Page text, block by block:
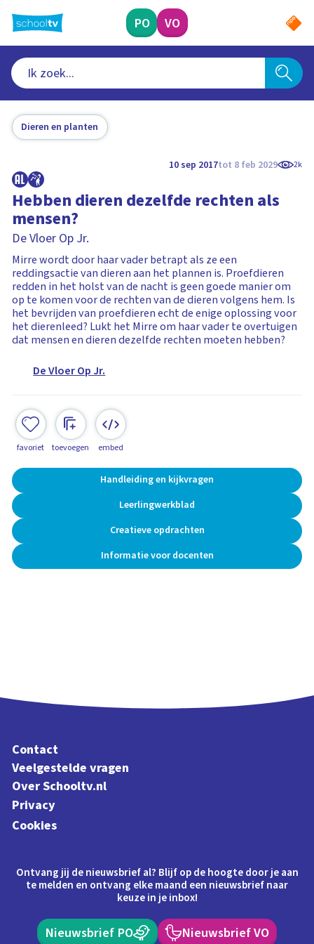
naar
hoofdinhoud
PO VO
Dieren en planten
10 sep 2017tot 8 feb 2029 2k
Hebben dieren dezelfde rechten als
mensen?
De Vloer Op Jr.
Mirre wordt door haar vader betrapt als ze een
reddingsactie van dieren aan het plannen is. Proefdieren
redden in het holst van de nacht is geen goede manier om
op te komen voor de rechten van de dieren volgens hem. Is
het bevrijden van proefdieren echt de enige oplossing voor
het dierenleed? Lukt het Mirre om haar vader te overtuigen
dat mensen en dieren dezelfde rechten moeten hebben?
De Vloer Op Jr.
favoriet toevoegen embed
Handleiding en kijkvragen
Leerlingwerkblad
Creatieve opdrachten
Informatie voor docenten
Contact
Veelgestelde vragen
Over Schooltv.nl
Privacy
Cookies
Ontvang jij de nieuwsbrief al? Blijf op de hoogte door je aan
te melden en ontvang elke maand een nieuwsbrief naar
keuze in je inbox!
Nieuwsbrief PO Nieuwsbrief VO